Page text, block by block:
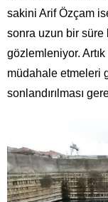
sakini Arif Özçam
sonra uzun bir süre
gözlemleniyor.
müdahale etmeleri
sonlandırılması